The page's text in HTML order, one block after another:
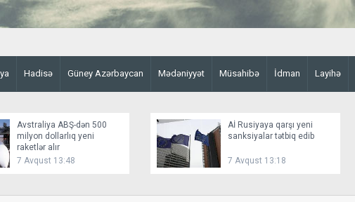
Hadisə Güney Azərbaycan Mədəniyyət Müsahibə İdman Layihə
Avstraliya ABŞ-dən 500
milyon dollarlıq yeni
raketlər alır
7 Avqust 13:48
Aİ Rusiyaya qarşı yeni
sanksiyalar tətbiq edib
7 Avqust 13:18